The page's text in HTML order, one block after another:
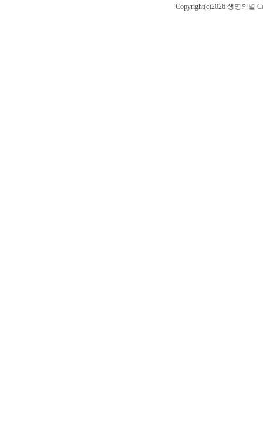
Copyright(c)2026 생명의별